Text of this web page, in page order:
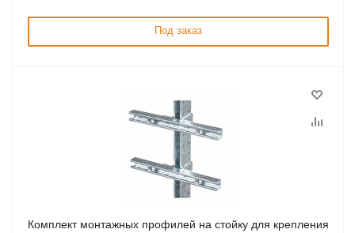
Под заказ
Комплект монтажных профилей на стойку для крепления